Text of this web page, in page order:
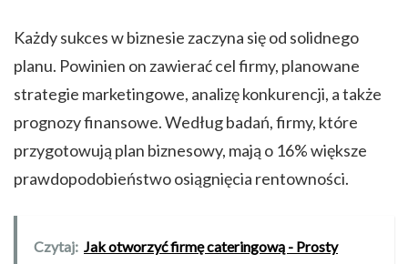
Każdy sukces w biznesie zaczyna się od solidnego
planu. Powinien on zawierać cel firmy, planowane
strategie marketingowe, analizę konkurencji, a także
prognozy finansowe. Według badań, firmy, które
przygotowują plan biznesowy, mają o 16% większe
prawdopodobieństwo osiągnięcia rentowności.
Czytaj: Jak otworzyć firmę cateringową - Prosty